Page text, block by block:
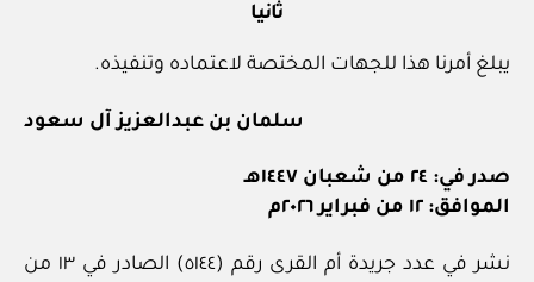
ثانيا
يبلغ أمرنا هذا للجهات المختصة لاعتماده وتنفيذه.
سلمان بن عبدالعزيز آل سعود
صدر في: ٢٤ من شعبان ١٤٤٧هـ
الموافق: ١٢ من فبراير ٢٠٢٦م
نشر في عدد جريدة أم القرى رقم (٥١٤٤) الصادر في ١٣ من